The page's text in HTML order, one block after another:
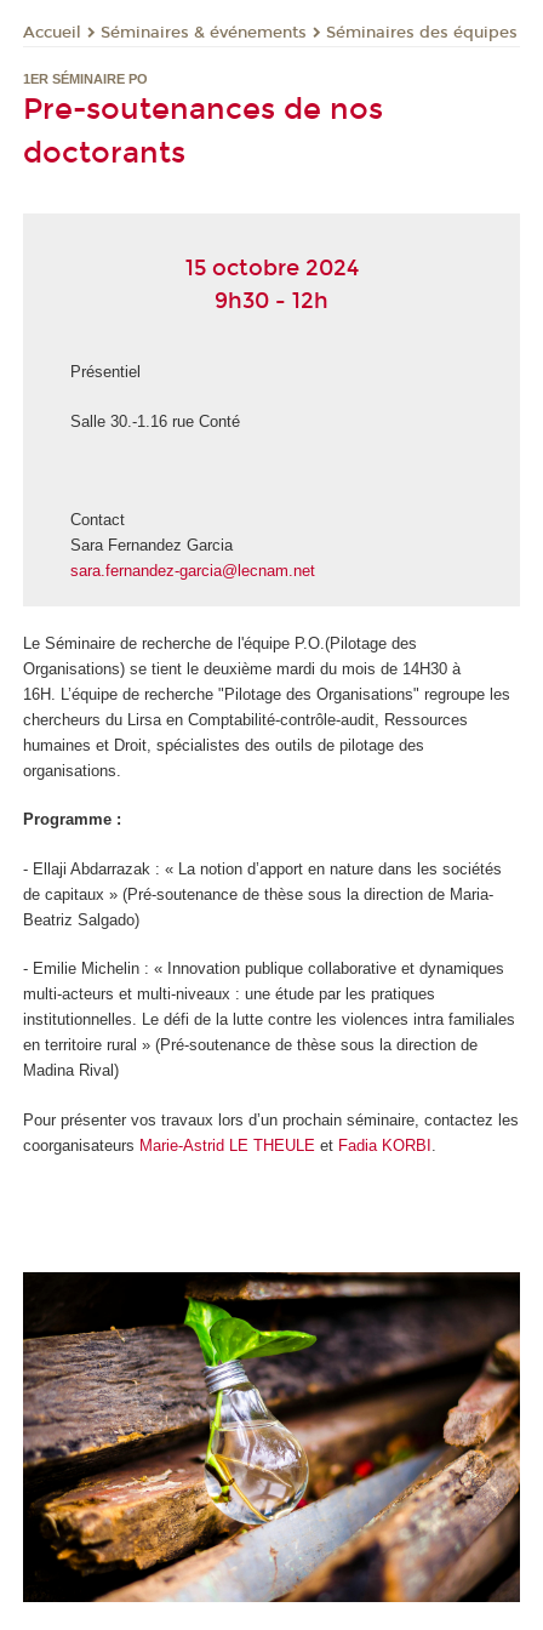
Accueil Séminaires & événements Séminaires des équipes
1ER SÉMINAIRE PO
Pre-soutenances de nos
doctorants
15 octobre 2024
9h30 - 12h
Présentiel
Salle 30.-1.16 rue Conté
Contact
Sara Fernandez Garcia
sara.fernandez-garcia@lecnam.net
Le Séminaire de recherche de l'équipe P.O.(Pilotage des
Organisations) se tient le deuxième mardi du mois de 14H30 à
16H. L’équipe de recherche "Pilotage des Organisations" regroupe les
chercheurs du Lirsa en Comptabilité-contrôle-audit, Ressources
humaines et Droit, spécialistes des outils de pilotage des
organisations.
Programme :
- Ellaji Abdarrazak : « La notion d’apport en nature dans les sociétés
de capitaux » (Pré-soutenance de thèse sous la direction de Maria-
Beatriz Salgado)
- Emilie Michelin : « Innovation publique collaborative et dynamiques
multi-acteurs et multi-niveaux : une étude par les pratiques
institutionnelles. Le défi de la lutte contre les violences intra familiales
en territoire rural » (Pré-soutenance de thèse sous la direction de
Madina Rival)
Pour présenter vos travaux lors d’un prochain séminaire, contactez les
coorganisateurs Marie-Astrid LE THEULE et Fadia KORBI